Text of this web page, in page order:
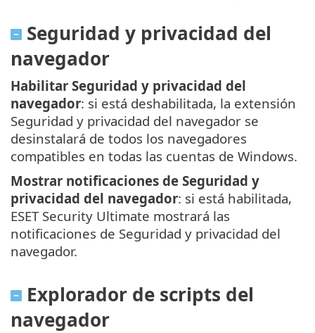
Seguridad y privacidad del
navegador
Habilitar Seguridad y privacidad del
navegador: si está deshabilitada, la extensión
Seguridad y privacidad del navegador se
desinstalará de todos los navegadores
compatibles en todas las cuentas de Windows.
Mostrar notificaciones de Seguridad y
privacidad del navegador: si está habilitada,
ESET Security Ultimate mostrará las
notificaciones de Seguridad y privacidad del
navegador.
Explorador de scripts del
navegador